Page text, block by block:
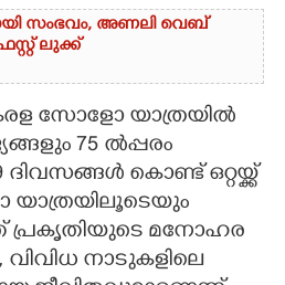
സംഭവം, അണലി വെബ്
ലുക്ക്
സോളോ യാത്രയിൽ
75 ൽപ്പരം
കൊണ്ട് ഒറ്റയ്ക്ക്
യാത്രയിലൂടെയും
പ്രകൃതിയുടെ മനോഹര
വിവിധ നാടുകളിലെ